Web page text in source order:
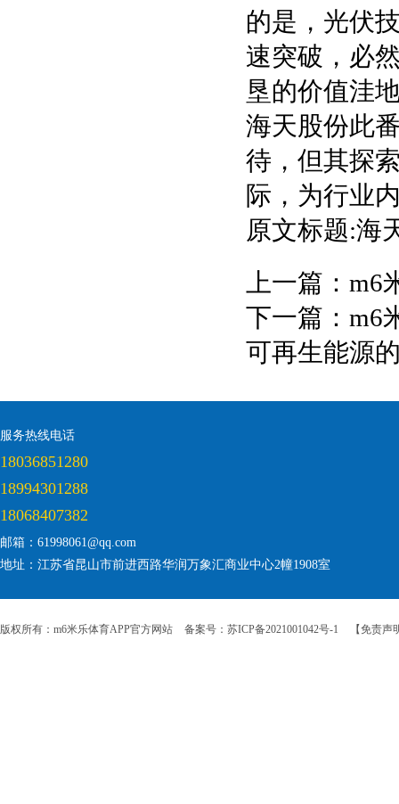
的是，光伏
速突破，必
垦的价值洼
海天股份此
待，但其探
际，为行业
原文标题:海
上一篇： m6
下一篇： m6
可再生能源
服务热线电话
18036851280
18994301288
18068407382
邮箱：61998061@qq.com
地址：江苏省昆山市前进西路华润万象汇商业中心2幢1908室
版权所有：m6米乐体育APP官方网站 备案号：苏ICP备2021001042号-1 【免责声